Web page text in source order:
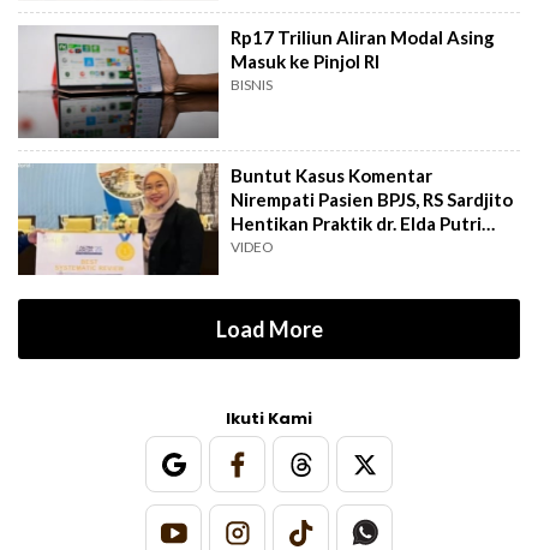
Rp17 Triliun Aliran Modal Asing
Masuk ke Pinjol RI
BISNIS
Buntut Kasus Komentar
Nirempati Pasien BPJS, RS Sardjito
Hentikan Praktik dr. Elda Putri
Rahard
VIDEO
Load More
Ikuti Kami